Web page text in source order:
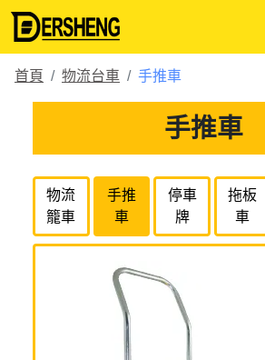
首頁 物流台車 手推車
手推車
物流
籠車
手推
車
停車
牌
拖板
車